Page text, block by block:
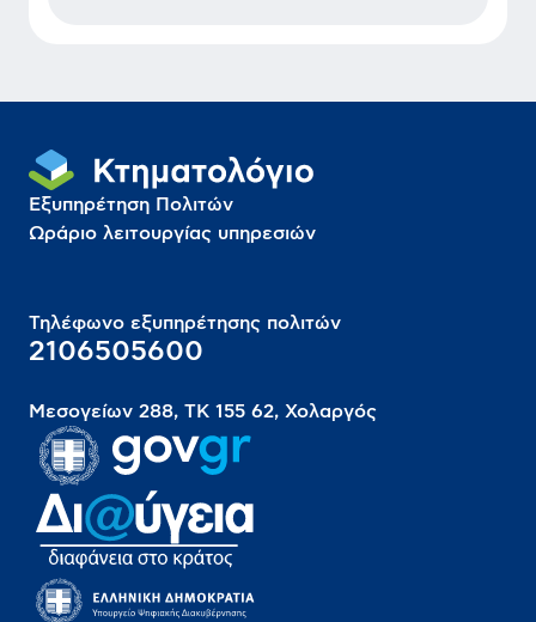
Εξυπηρέτηση Πολιτών
Ωράριο λειτουργίας υπηρεσιών
Τηλέφωνο εξυπηρέτησης πολιτών
2106505600
Μεσογείων 288, ΤΚ 155 62, Χολαργός